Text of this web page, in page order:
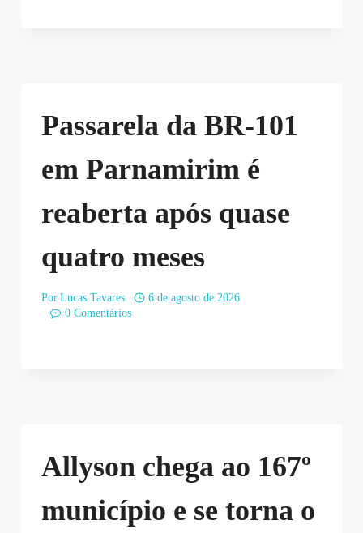
Passarela da BR-101
em Parnamirim é
reaberta após quase
quatro meses
Por Lucas Tavares
6 de agosto de 2026
0 Comentários
Allyson chega ao 167º
município e se torna o